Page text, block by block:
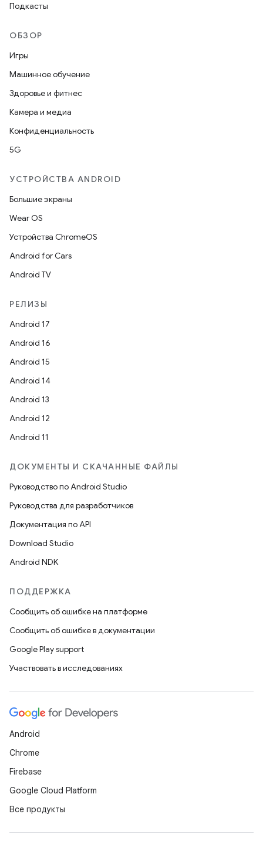
Подкасты
ОБЗОР
Игры
Машинное обучение
Здоровье и фитнес
Камера и медиа
Конфиденциальность
5G
УСТРОЙСТВА ANDROID
Большие экраны
Wear OS
Устройства ChromeOS
Android for Cars
Android TV
РЕЛИЗЫ
Android 17
Android 16
Android 15
Android 14
Android 13
Android 12
Android 11
ДОКУМЕНТЫ И СКАЧАННЫЕ ФАЙЛЫ
Руководство по Android Studio
Руководства для разработчиков
Документация по API
Download Studio
Android NDK
ПОДДЕРЖКА
Сообщить об ошибке на платформе
Сообщить об ошибке в документации
Google Play support
Участвовать в исследованиях
Android
Chrome
Firebase
Google Cloud Platform
Все продукты